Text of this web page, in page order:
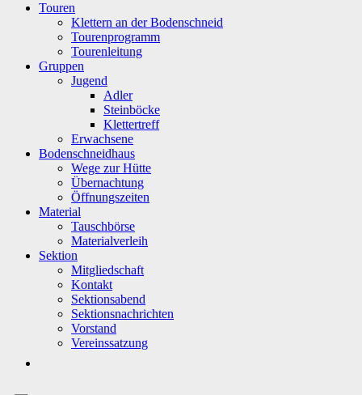
Touren
Klettern an der Bodenschneid
Tourenprogramm
Tourenleitung
Gruppen
Jugend
Adler
Steinböcke
Klettertreff
Erwachsene
Bodenschneidhaus
Wege zur Hütte
Übernachtung
Öffnungszeiten
Material
Tauschbörse
Materialverleih
Sektion
Mitgliedschaft
Kontakt
Sektionsabend
Sektionsnachrichten
Vorstand
Vereinssatzung